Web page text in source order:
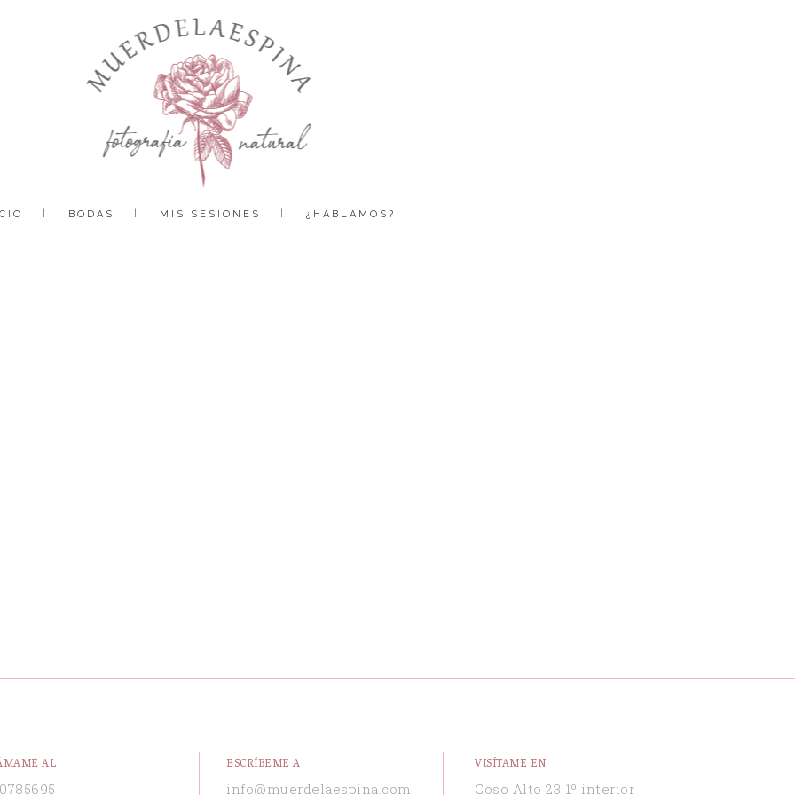
BODAS MIS SESIONES ¿HABLAMOS?
AL ESCRÍBEME A
info@muerdelaespina.com
VISÍTAME EN
Coso Alto 23 1º interior